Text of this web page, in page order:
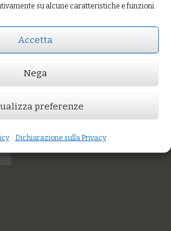
su alcune caratteristiche e funzioni.
Accetta
Nega
preferenze
Dichiarazione sulla Privacy
2017